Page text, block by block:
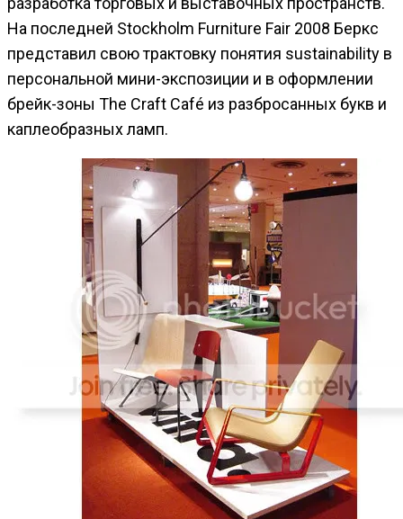
На последней Stockholm Furniture Fair 2008 Беркс
представил свою трактовку понятия sustainability в
персональной мини-экспозиции и в оформлении
брейк-зоны The Craft Café из разбросанных букв и
каплеобразных ламп.